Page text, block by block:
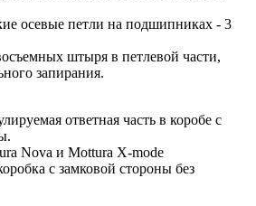
осевые петли на подшипниках - 3
штыря в петлевой части,
запирания.
ответная часть в коробе с
Nova и Mottura X-mode
с замковой стороны без